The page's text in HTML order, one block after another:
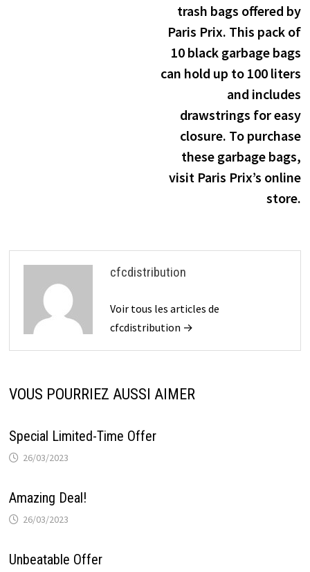
trash bags offered by
Paris Prix. This pack of
10 black garbage bags
can hold up to 100 liters
and includes
drawstrings for easy
closure. To purchase
these garbage bags,
visit Paris Prix’s online
store.
cfcdistribution
Voir tous les articles de
cfcdistribution →
VOUS POURRIEZ AUSSI AIMER
Special Limited-Time Offer
26/03/2023
Amazing Deal!
26/03/2023
Unbeatable Offer